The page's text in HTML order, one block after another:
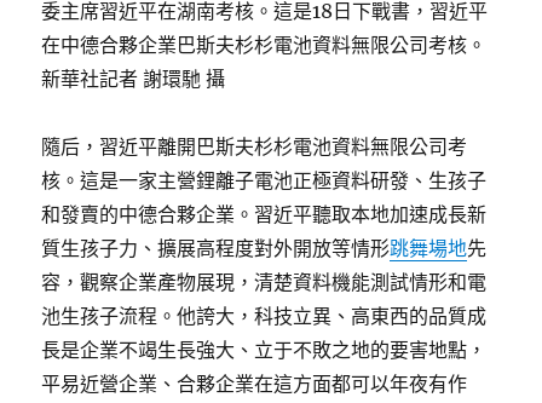
委主席習近平在湖南考核。這是18日下戰書，習近平
在中德合夥企業巴斯夫杉杉電池資料無限公司考核。
新華社記者 謝環馳 攝
隨后，習近平離開巴斯夫杉杉電池資料無限公司考
核。這是一家主營鋰離子電池正極資料研發、生孩子
和發賣的中德合夥企業。習近平聽取本地加速成長新
質生孩子力、擴展高程度對外開放等情形跳舞場地先
容，觀察企業產物展現，清楚資料機能測試情形和電
池生孩子流程。他誇大，科技立異、高東西的品質成
長是企業不竭生長強大、立于不敗之地的要害地點，
平易近營企業、合夥企業在這方面都可以年夜有作